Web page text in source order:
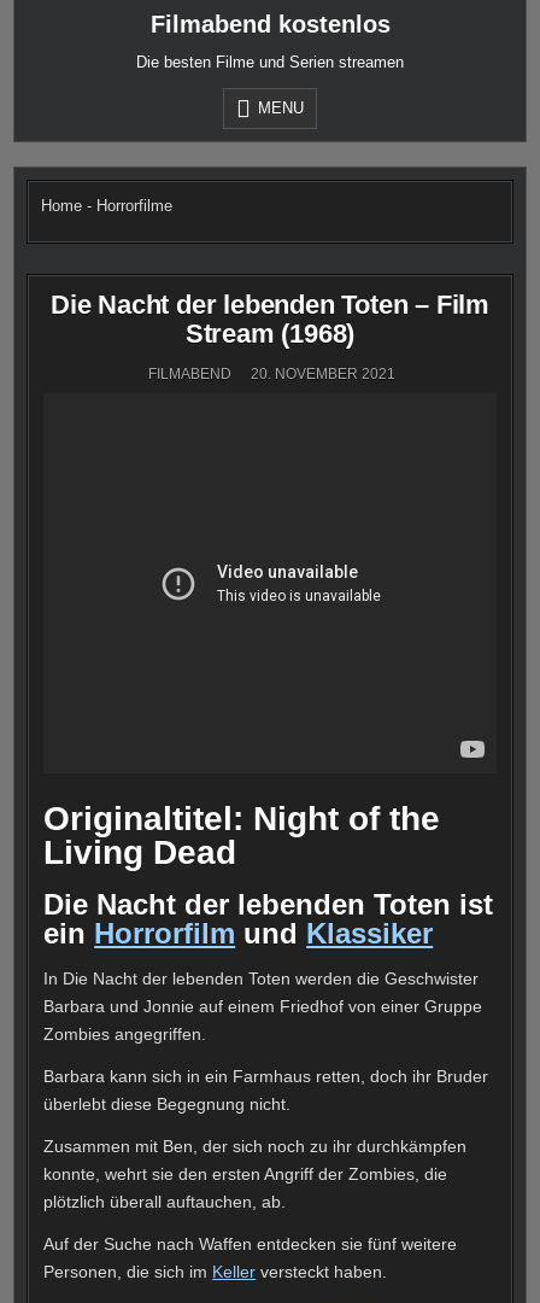
Filmabend kostenlos
Die besten Filme und Serien streamen
MENU
Home - Horrorfilme
Die Nacht der lebenden Toten – Film
Stream (1968)
FILMABEND 20. NOVEMBER 2021
Originaltitel: Night of the
Living Dead
Die Nacht der lebenden Toten ist
ein Horrorfilm und Klassiker
In Die Nacht der lebenden Toten werden die Geschwister
Barbara und Jonnie auf einem Friedhof von einer Gruppe
Zombies angegriffen.
Barbara kann sich in ein Farmhaus retten, doch ihr Bruder
überlebt diese Begegnung nicht.
Zusammen mit Ben, der sich noch zu ihr durchkämpfen
konnte, wehrt sie den ersten Angriff der Zombies, die
plötzlich überall auftauchen, ab.
Auf der Suche nach Waffen entdecken sie fünf weitere
Personen, die sich im Keller versteckt haben.